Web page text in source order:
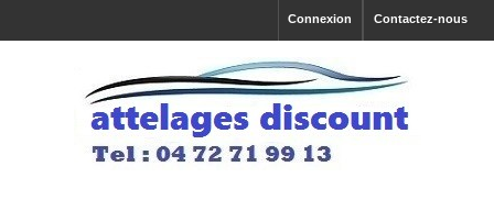
Contactez-nous
Connexion